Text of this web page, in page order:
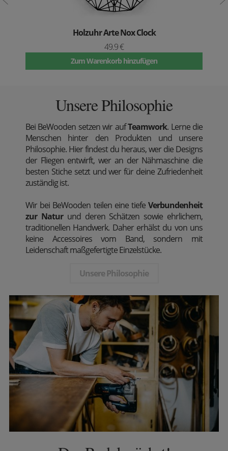
Holzuhr Arte Nox Clock
49.9 €
Zum Warenkorb hinzufügen
Unsere Philosophie
Bei BeWooden setzen wir aufTeamwork. Lerne die
Menschen hinter den Produkten und unsere
Philosophie. Hier findest du heraus, wer die Designs
der Fliegen entwirft, wer an der Nähmaschine die
besten Stiche setzt und wer für deine Zufriedenheit
zuständig ist.
Wir bei BeWooden teilen eine tiefe Verbundenheit
zur Naturund deren Schätzen sowie ehrlichem,
traditionellen Handwerk. Daher erhälst du von uns
keine Accessoires vom Band, sondern mit
Leidenschaft maßgefertigte Einzelstücke.
Unsere Philosophie